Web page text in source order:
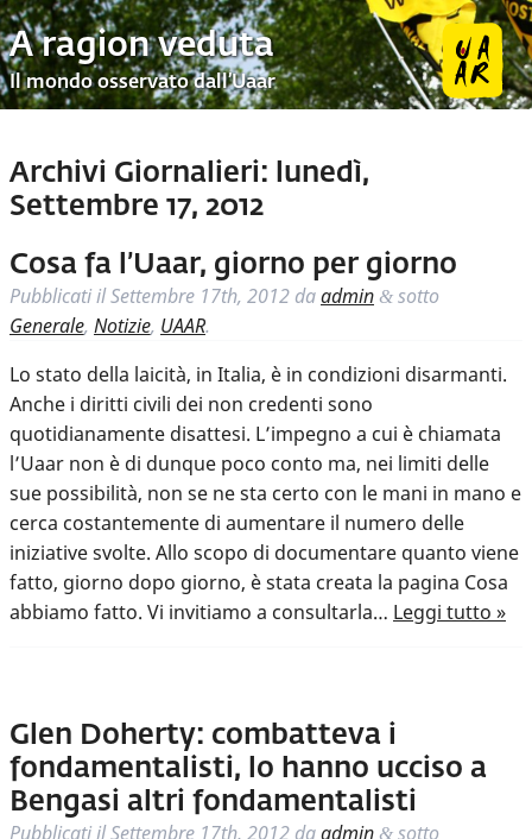
A ragion veduta
Il mondo osservato dall’Uaar
Archivi Giornalieri: lunedì,
Settembre 17, 2012
Cosa fa l’Uaar, giorno per giorno
Pubblicati ilSettembre 17th, 2012 daadmin & sotto
Generale, Notizie, UAAR.
Lo stato della laicità, in Italia, è in condizioni disarmanti.
Anche i diritti civili dei non credenti sono
quotidianamente disattesi. L’impegno a cui è chiamata
l’Uaar non è di dunque poco conto ma, nei limiti delle
sue possibilità, non se ne sta certo con le mani in mano e
cerca costantemente di aumentare il numero delle
iniziative svolte. Allo scopo di documentare quanto viene
fatto, giorno dopo giorno, è stata creata la pagina Cosa
abbiamo fatto. Vi invitiamo a consultarla… Leggi tutto »
Glen Doherty: combatteva i
fondamentalisti, lo hanno ucciso a
Bengasi altri fondamentalisti
Pubblicati ilSettembre 17th, 2012 daadmin & sotto